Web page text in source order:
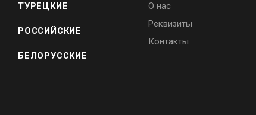
ТУРЕЦКИЕ
РОССИЙСКИЕ
БЕЛОРУССКИЕ
О нас
Реквизиты
Контакты